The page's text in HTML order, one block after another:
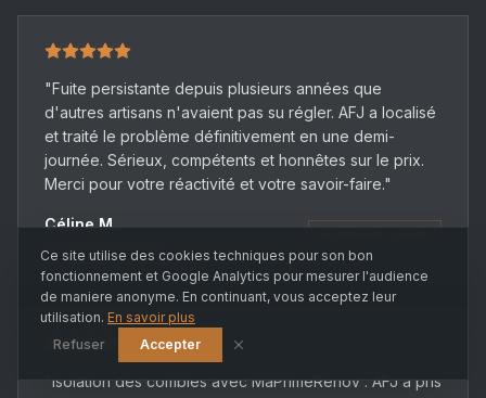
"Fuite persistante depuis plusieurs années que
d'autres artisans n'avaient pas su régler. AFJ a localisé
et traité le problème définitivement en une demi-
journée. Sérieux, compétents et honnêtes sur le prix.
Merci pour votre réactivité et votre savoir-faire."
Céline M.
Isolation des combles avec MaPrimeRenov'. AFJ a pris
Ce site utilise des cookies techniques pour son bon
fonctionnement et Google Analytics pour mesurer l'audience
de maniere anonyme. En continuant, vous acceptez leur
utilisation. En savoir plus
Refuser
Accepter